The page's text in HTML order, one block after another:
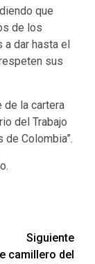
que
de los
dar hasta el
sus
de la cartera
del Trabajo
Colombia”.
Siguiente
camillero del